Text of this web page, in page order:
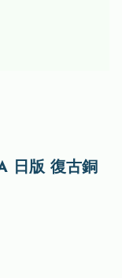
日版 復古銅